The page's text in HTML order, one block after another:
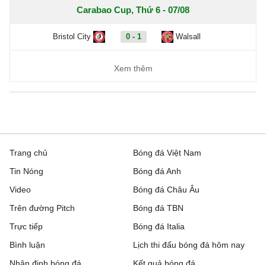
Carabao Cup, Thứ 6 - 07/08
Bristol City 0 - 1 Walsall
Xem thêm
Trang chủ
Tin Nóng
Video
Trên đường Pitch
Trực tiếp
Bóng đá Việt Nam
Bóng đá Anh
Bóng đá Châu Âu
Bóng đá TBN
Bóng đá Italia
Bình luận
Nhận định bóng đá
Lịch thi đấu bóng đá hôm nay
Kết quả bóng đá